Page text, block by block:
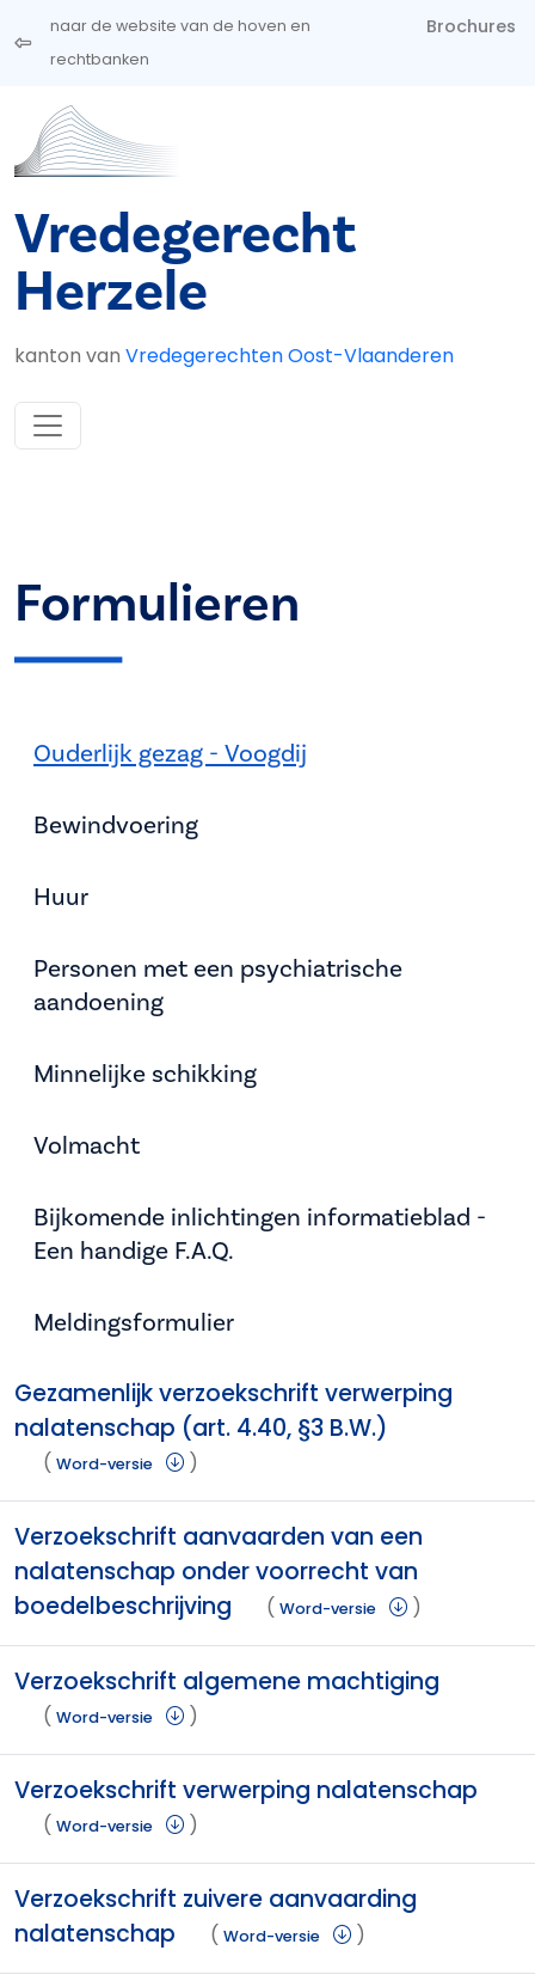
Overslaan en naar de inhoud gaan
naar de website van de hoven en
rechtbanken
Brochures
Vredegerecht
Herzele
kanton van Vredegerechten Oost-Vlaanderen
Formulieren
Ouderlijk gezag - Voogdij
Bewindvoering
Huur
Personen met een psychiatrische
aandoening
Minnelijke schikking
Volmacht
Bijkomende inlichtingen informatieblad -
Een handige F.A.Q.
Meldingsformulier
Gezamenlijk verzoekschrift verwerping
nalatenschap (art. 4.40, §3 B.W.)
( Word-versie )
Verzoekschrift aanvaarden van een
nalatenschap onder voorrecht van
boedelbeschrijving
( Word-versie )
Verzoekschrift algemene machtiging
( Word-versie )
Verzoekschrift verwerping nalatenschap
( Word-versie )
Verzoekschrift zuivere aanvaarding
nalatenschap
( Word-versie )